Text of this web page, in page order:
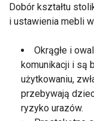
Dobór kształtu
i ustawienia mebli
Okrągłe i
komunikacji i są
użytkowaniu,
przebywają
ryzyko urazów.